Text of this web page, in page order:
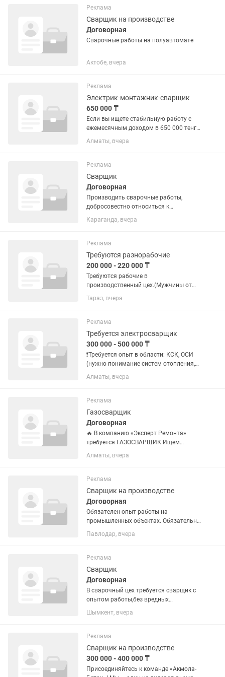
деталей: зачистка, разметка,
сверление,...
Реклама
Сварщик на производстве
Договорная
Сварочные работы на полуавтомате
Актобе, вчера
Реклама
Электрик-монтажник-сварщик
650 000 ₸
Если вы ищете стабильную работу с
ежемесячным доходом в 650 000 тенге,
ответственны и не имеете вредных
привычек, будем рады видеть вас в
Обязанности: 1.Подготовка...
Алматы, вчера
Реклама
Сварщик
Договорная
Производить сварочные работы,
добросовестно относиться к
поставленным задачам.
Караганда, вчера
Реклама
Требуются разнорабочие
200 000 - 220 000 ₸
Требуются рабочие в
производственный цех.(Мужчины от
18-45 лет) Цех по изготовлению
кованых изделий из металла.
станках, работа не сложная. Опыт
работы не...
Тараз, вчера
Реклама
Требуется электросварщик
300 000 - 500 000 ₸
❗Требуется опыт в области: КСК, ОСИ
(нужно понимание систем отопления,
водоснабжения, канализации, ремонта
элеваторных узлов в технических
ЧТО НУЖНО...
Алматы, вчера
Реклама
Газосварщик
Договорная
🔥 В компанию «Эксперт Ремонта»
требуется ГАЗОСВАРЩИК Ищем
опытного газосварщика для
постоянной работы на строительных
предлагаем: 📅 График работы: 5/2, с
09:00 до...
Алматы, вчера
Реклама
Сварщик на производстве
Договорная
Обязателен опыт работы на
промышленных объектах. Обязательно
наличие действующего удостоверения
сварщика. Опыт работы с фланцевыми
дисциплинированность, соблюдение...
Павлодар, вчера
Реклама
Сварщик
Договорная
В сварочный цех требуется сварщик с
опытом работы,без вредных
привычек.Возраст с 20-40лет.
Шымкент, вчера
Реклама
Сварщик на производстве
300 000 - 400 000 ₸
Присоединяйтесь к команде «Акмола-